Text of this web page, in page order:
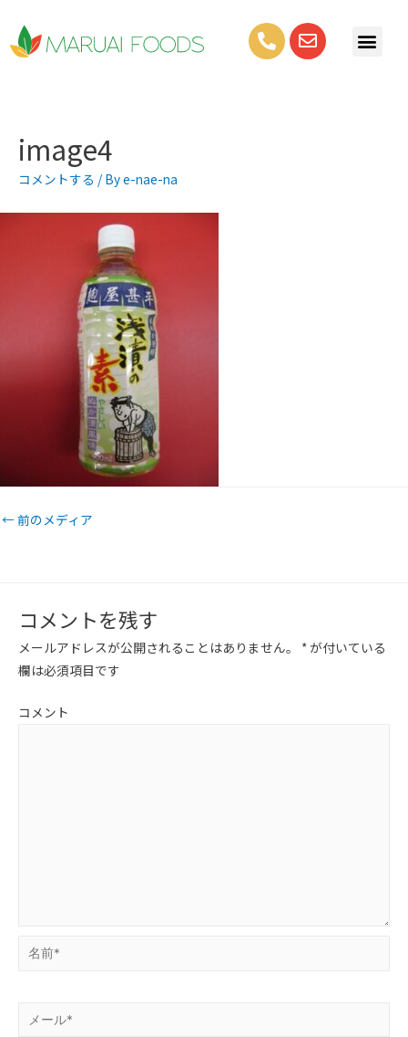
image4
コメントする / Bye-nae-na
←前のメディア
コメントを残す
メールアドレスが公開されることはありません。 * が付いている
欄は必須項目です
コメント